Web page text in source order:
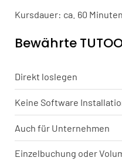
Kursdauer: ca. 60 Minuten
Bewährte
Direkt loslegen
Keine Software
Auch für Unternehmen
Einzelbuchung oder